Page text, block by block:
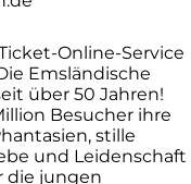
Online-Service
Emsländische
über 50 Jahren!
Besucher ihre
stille
und Leidenschaft
die jungen